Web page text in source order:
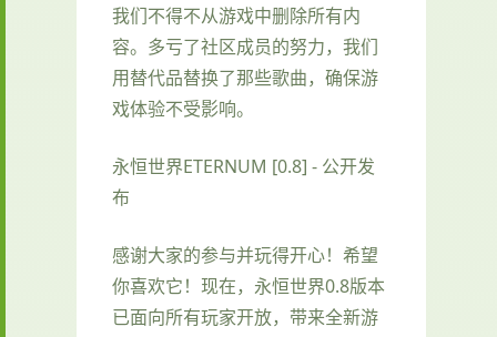
我们不得不从游戏中删除所有内
容。多亏了社区成员的努力，我们
用替代品替换了那些歌曲，确保游
戏体验不受影响。
永恒世界ETERNUM [0.8] - 公开发
布
感谢大家的参与并玩得开心！希望
你喜欢它！现在，永恒世界0.8版本
已面向所有玩家开放，带来全新游